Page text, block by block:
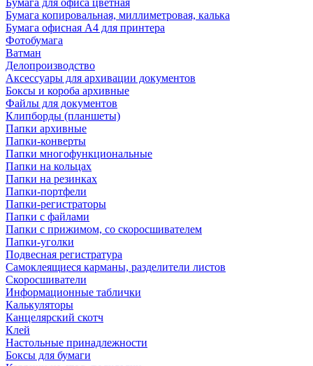
Бумага для офиса цветная
Бумага копировальная, миллиметровая, калька
Бумага офисная А4 для принтера
Фотобумага
Ватман
Делопроизводство
Аксессуары для архивации документов
Боксы и короба архивные
Файлы для документов
Клипборды (планшеты)
Папки архивные
Папки-конверты
Папки многофункциональные
Папки на кольцах
Папки на резинках
Папки-портфели
Папки-регистраторы
Папки с файлами
Папки с прижимом, со скоросшивателем
Папки-уголки
Подвесная регистратура
Самоклеящиеся карманы, разделители листов
Скоросшиватели
Информационные таблички
Калькуляторы
Канцелярский скотч
Клей
Настольные принадлежности
Боксы для бумаги